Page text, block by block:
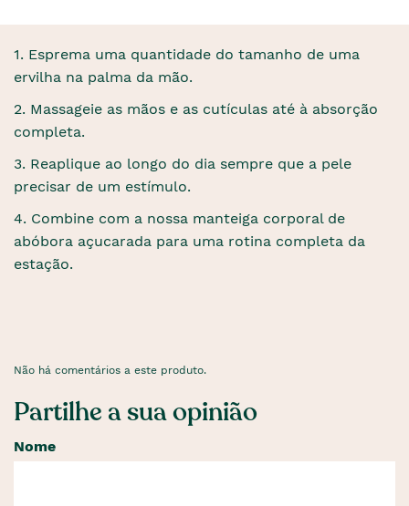
1. Esprema uma quantidade do tamanho de uma
ervilha na palma da mão.
2. Massageie as mãos e as cutículas até à absorção
completa.
3. Reaplique ao longo do dia sempre que a pele
precisar de um estímulo.
4. Combine com a nossa manteiga corporal de
abóbora açucarada para uma rotina completa da
estação.
Não há comentários a este produto.
Partilhe a sua opinião
Nome